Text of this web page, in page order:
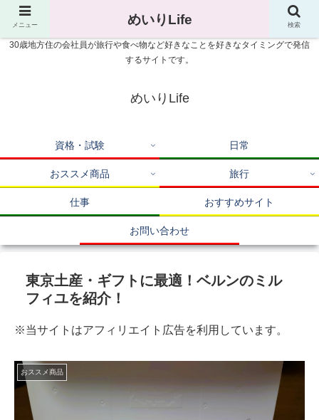
30歳地方住の会社員が旅行や食べ物など好きなことを好きなタイミングで発信
するサイトです。
めいりLife
資格・試験 日常
おススメ商品 旅行
仕事 おすすめサイト
お問い合わせ
東京土産・ギフトに最適！ベルンのミル
フィユを紹介！
※当サイトはアフィリエイト広告を利用しています。
おススメ商品
メニュー めいりLife 検索